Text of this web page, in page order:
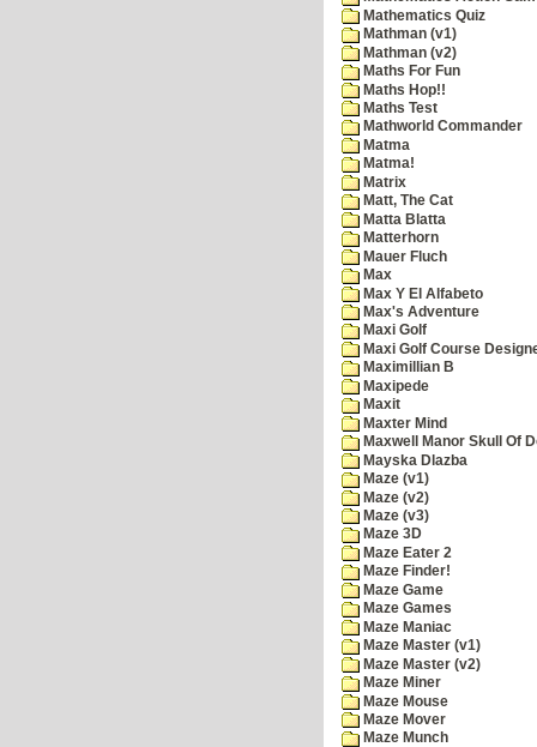
Mathematics Quiz
Mathman (v1)
Mathman (v2)
Maths For Fun
Maths Hop!!
Maths Test
Mathworld Commander
Matma
Matma!
Matrix
Matt, The Cat
Matta Blatta
Matterhorn
Mauer Fluch
Max
Max Y El Alfabeto
Max's Adventure
Maxi Golf
Maxi Golf Course
Maximillian B
Maxipede
Maxit
Maxter Mind
Maxwell Manor Skull Of
Mayska Dlazba
Maze (v1)
Maze (v2)
Maze (v3)
Maze 3D
Maze Eater 2
Maze Finder!
Maze Game
Maze Games
Maze Maniac
Maze Master (v1)
Maze Master (v2)
Maze Miner
Maze Mouse
Maze Mover
Maze Munch